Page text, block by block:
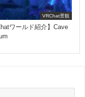
VRChat景観
ワールド紹介】Cave